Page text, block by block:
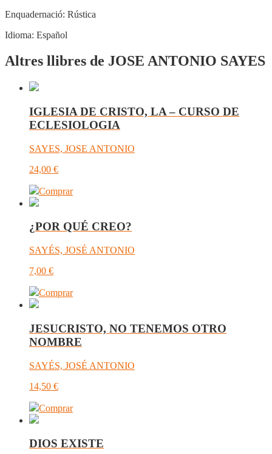
Enquadernació: Rústica
Idioma: Español
Altres llibres de JOSE ANTONIO SAYES
IGLESIA DE CRISTO, LA – CURSO DE
ECLESIOLOGIA
SAYES, JOSE ANTONIO
24,00 €
Comprar
¿POR QUÉ CREO?
SAYÉS, JOSÉ ANTONIO
7,00 €
Comprar
JESUCRISTO, NO TENEMOS OTRO
NOMBRE
SAYÉS, JOSÉ ANTONIO
14,50 €
Comprar
DIOS EXISTE